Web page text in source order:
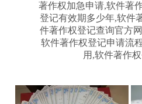
著作权加急申请,软件著
登记有效期多少年,软件
件著作权登记查询官方
软件著作权登记申请流
用,软件著作